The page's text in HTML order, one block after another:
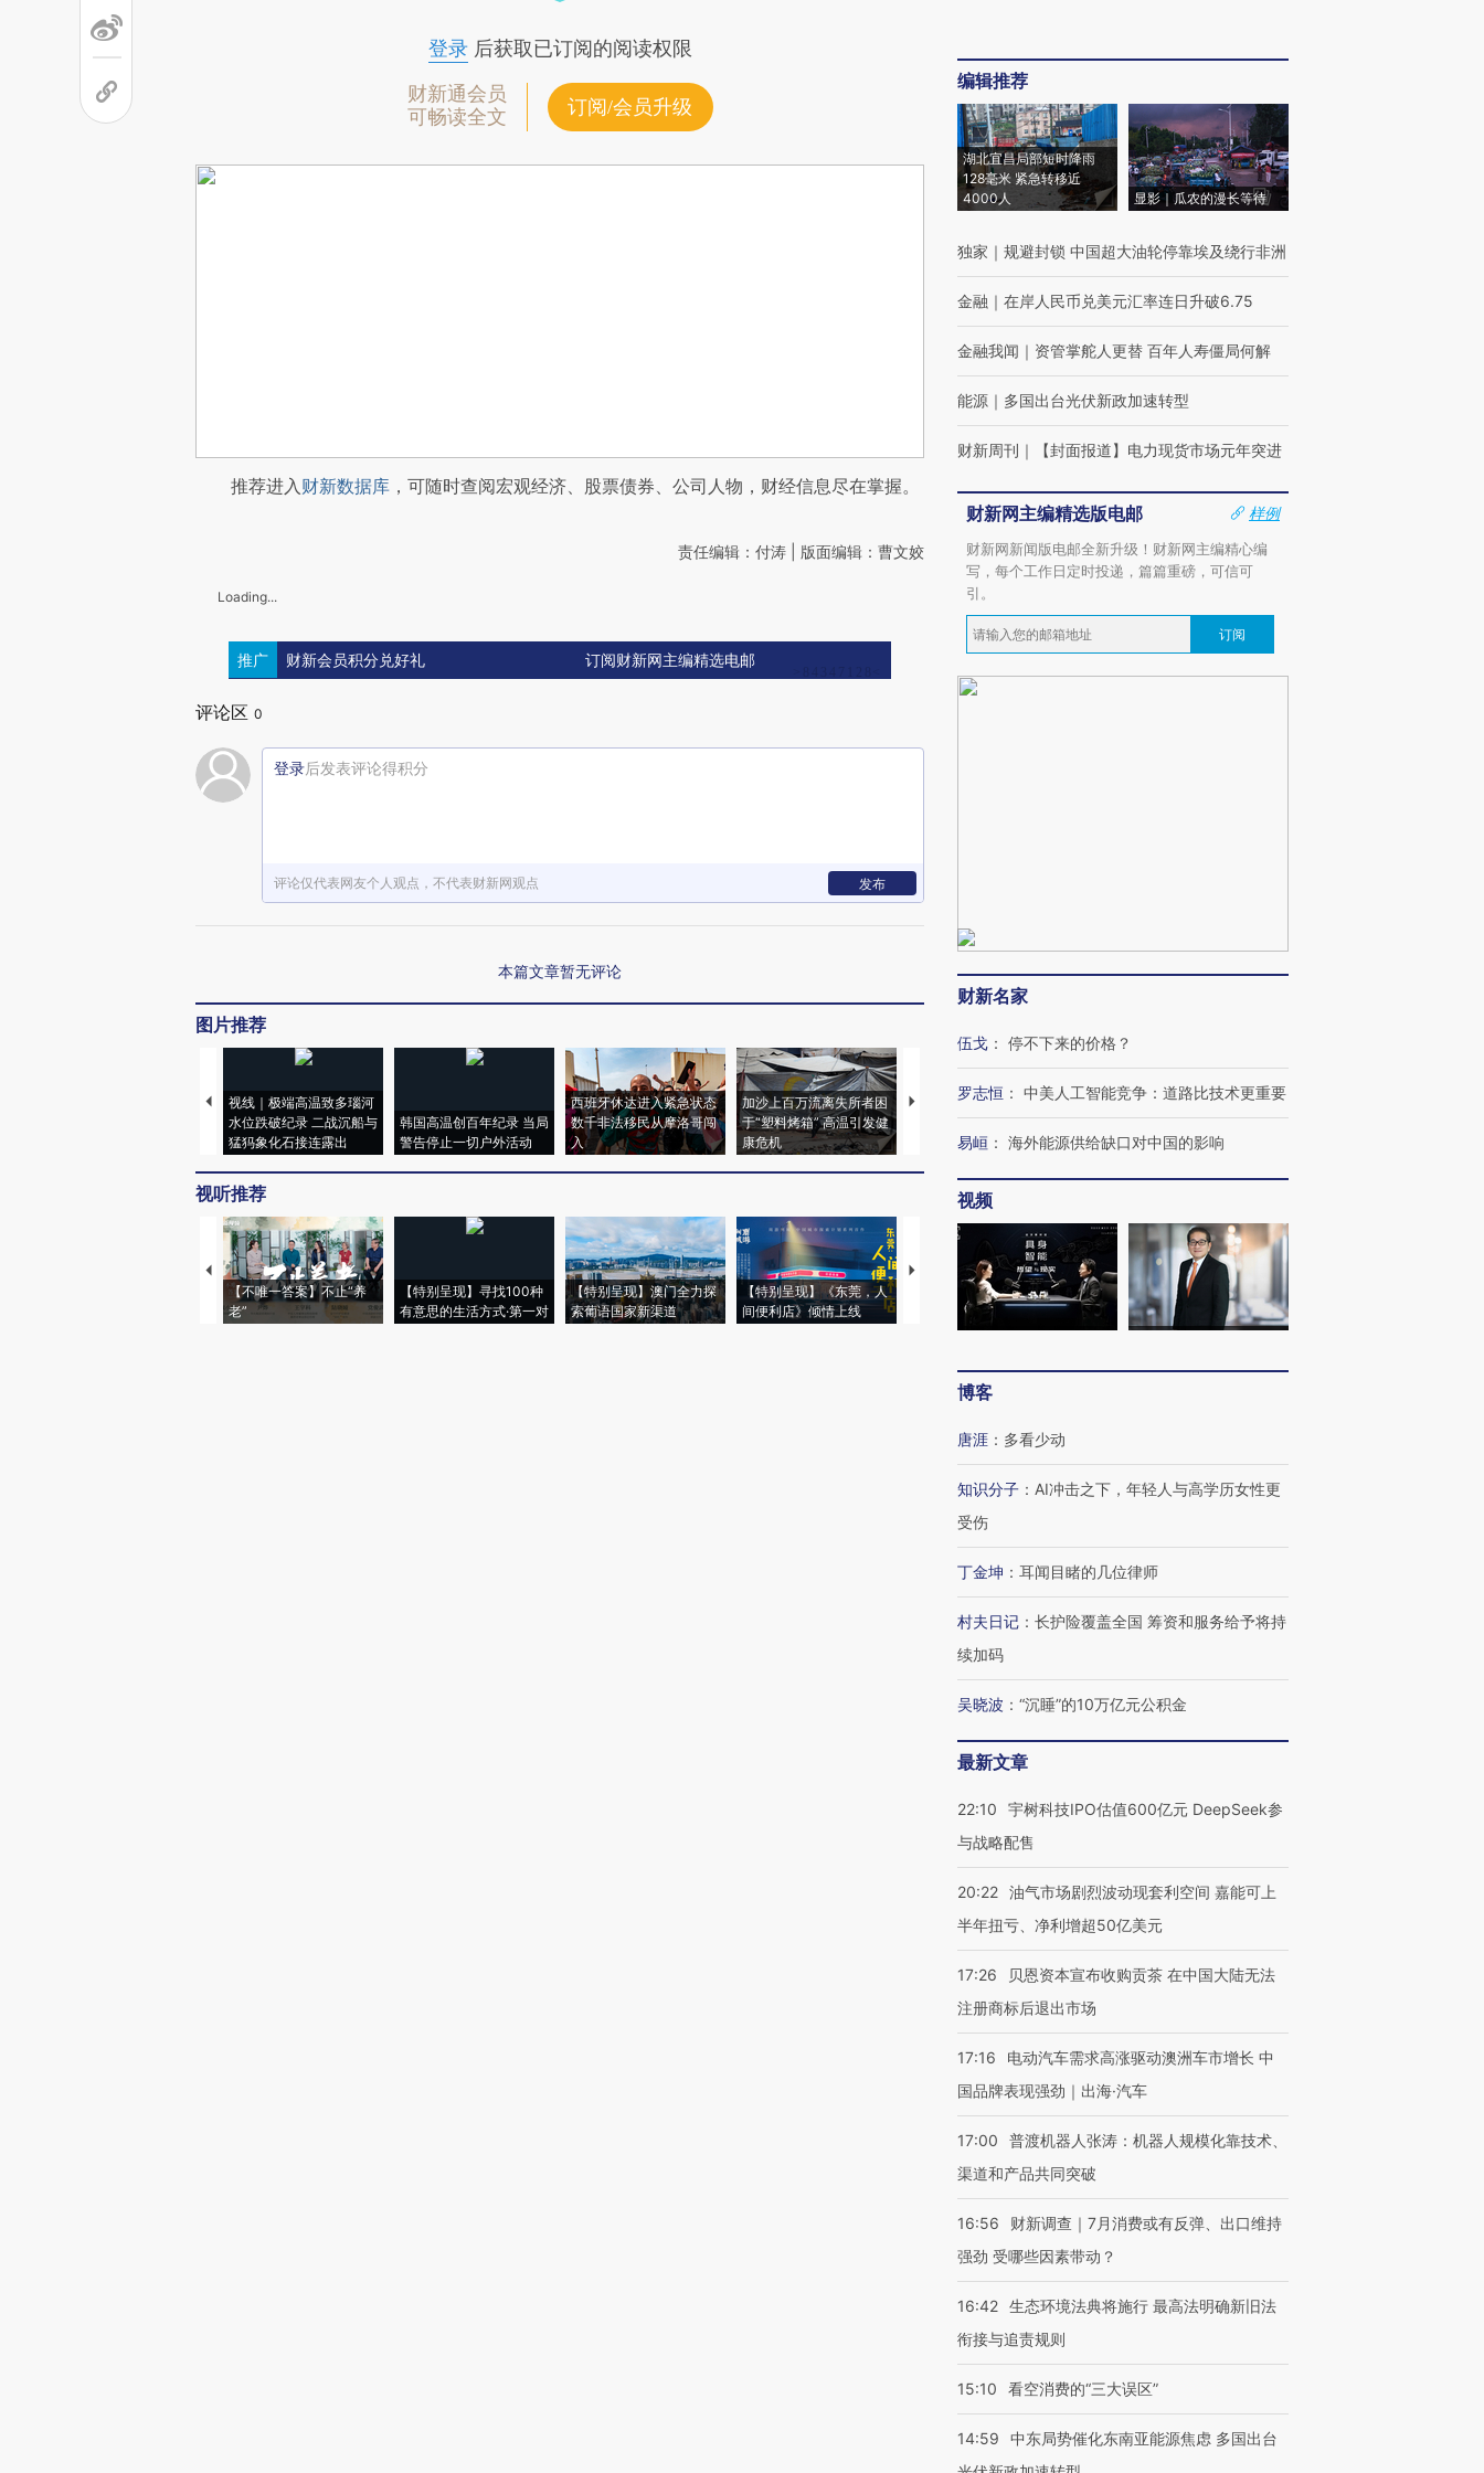
登录后获取已订阅的阅读权限
财新通会员
可畅读全文
订阅/会员升级
推荐进入财新数据库 ，可随时查阅宏观经济、股票债券、公司人物，财经信息尽在掌握。
责任编辑：付涛 | 版面编辑：曹文姣
Loading...
推广 财新会员积分兑好礼 订阅财新网主编精选电邮
评论区 0
登录后发表评论得积分
评论仅代表网友个人观点，不代表财新网观点 发布
本篇文章暂无评论
图片推荐
视线｜极端高温致多瑙河
水位跌破纪录 二战沉船与
猛犸象化石接连露出
韩国高温创百年纪录 当局
警告停止一切户外活动
西班牙休达进入紧急状态
数千非法移民从摩洛哥闯
入
加沙上百万流离失所者困
于“塑料烤箱” 高温引发健
康危机
视线｜HYROX的吸金
术：是什么让中产们甘
心“花钱找虐”？
马航飞行员跨国走私7万
粒摇头丸 尿检体内含3种
毒品
视线｜被称为“蟑螂”的印
度Z世代 用街头抗争将教
视听推荐
【不唯一答案】不止“养
老”
【特别呈现】寻找100种
有意思的生活方式·第一对
【特别呈现】澳门全力探
索葡语国家新渠道
【特别呈现】《东莞，人
间便利店》倾情上线
【推广】走进第四届链博
会，让数智科技“链”接产
【特别呈现】寻找100种
有意思的生活方式·第三对
CFO：不靠规模取胜，华
住三大增长引擎是什么？
编辑推荐
湖北宜昌局部短时降雨
128毫米 紧急转移近
4000人
显影｜瓜农的漫长等待
独家 ｜ 规避封锁 中国超大油轮停靠埃及绕行非洲
金融 ｜ 在岸人民币兑美元汇率连日升破6.75
金融我闻 ｜ 资管掌舵人更替 百年人寿僵局何解
能源 ｜ 多国出台光伏新政加速转型
财新周刊 ｜ 【封面报道】电力现货市场元年突进
财新网主编精选版电邮
样例
财新网新闻版电邮全新升级！财新网主编精心编
写，每个工作日定时投递，篇篇重磅，可信可
引。
订阅
财新名家
伍戈 ： 停不下来的价格？
罗志恒 ： 中美人工智能竞争：道路比技术更重要
易峘 ： 海外能源供给缺口对中国的影响
视频
博客
唐涯 ： 多看少动
知识分子 ： AI冲击之下，年轻人与高学历女性更
受伤
丁金坤 ： 耳闻目睹的几位律师
村夫日记 ： 长护险覆盖全国 筹资和服务给予将持
续加码
吴晓波 ： “沉睡”的10万亿元公积金
最新文章
22:10
宇树科技IPO估值600亿元 DeepSeek参
与战略配售
20:22 油气市场剧烈波动现套利空间 嘉能可上
半年扭亏、净利增超50亿美元
17:26
贝恩资本宣布收购贡茶 在中国大陆无法
注册商标后退出市场
17:16
电动汽车需求高涨驱动澳洲车市增长 中
国品牌表现强劲｜出海·汽车
17:00
普渡机器人张涛：机器人规模化靠技术、
渠道和产品共同突破
16:56
财新调查｜7月消费或有反弹、出口维持
强劲 受哪些因素带动？
16:42 生态环境法典将施行 最高法明确新旧法
衔接与追责规则
15:10 看空消费的“三大误区”
14:59
中东局势催化东南亚能源焦虑 多国出台